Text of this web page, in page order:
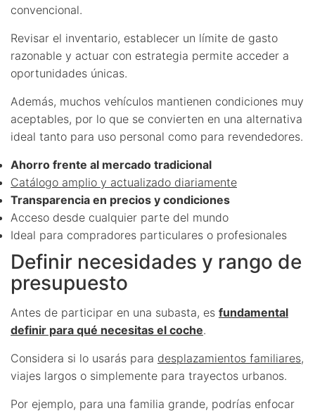
convencional.
Revisar el inventario, establecer un límite de gasto
razonable y actuar con estrategia permite acceder a
oportunidades únicas.
Además, muchos vehículos mantienen condiciones muy
aceptables, por lo que se convierten en una alternativa
ideal tanto para uso personal como para revendedores.
Ahorro frente al mercado tradicional
Catálogo amplio y actualizado diariamente
Transparencia en precios y condiciones
Acceso desde cualquier parte del mundo
Ideal para compradores particulares o profesionales
Definir necesidades y rango de
presupuesto
Antes de participar en una subasta, es fundamental
definir para qué necesitas el coche.
Considera si lo usarás para desplazamientos familiares,
viajes largos o simplemente para trayectos urbanos.
Por ejemplo, para una familia grande, podrías enfocar